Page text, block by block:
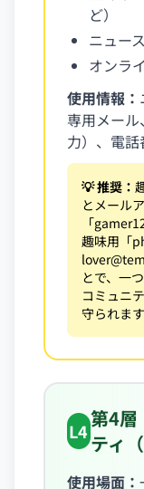
ど）
ニュー
オンラ
使用情報：
専用メー
力）、電
💡 推奨：
とメール
「
趣味用「
とで、一
コミュニ
守られます
L4第4層
ティ
使用場面：